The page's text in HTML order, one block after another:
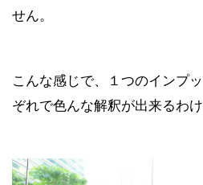
せん。
こんな感じで、１つのインプ
ぞれで色んな解釈が出来るわけ